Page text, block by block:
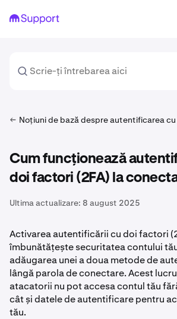
Noțiuni de bază despre autentificarea
Cum funcționează
doi factori (2FA) la
Ultima actualizare: 8 august 2025
Activarea autentificării cu doi factori
îmbunătățește securitatea contului
adăugarea unei a doua metode de
lângă parola de conectare. Acest
atacatorii nu pot accesa contul tău
cât și datele de autentificare pentru
tău.